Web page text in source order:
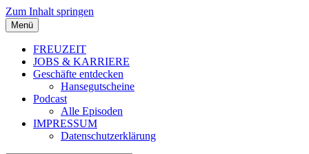
Zum Inhalt springen
Menü
FREUZEIT
JOBS & KARRIERE
Geschäfte entdecken
Hansegutscheine
Podcast
Alle Episoden
IMPRESSUM
Datenschutzerklärung